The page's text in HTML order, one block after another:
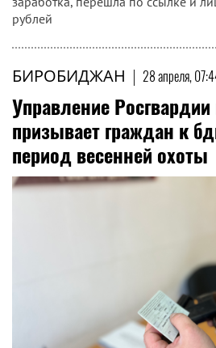
рублей
БИРОБИДЖАН | 28 апреля,
Управление
призывает граждан к
период весенней охоты